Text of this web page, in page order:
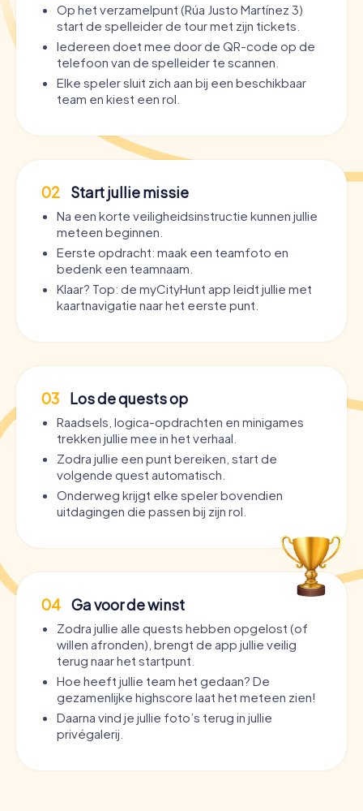
Op het verzamelpunt (Rúa Justo Martínez 3)
start de spelleider de tour met zijn tickets.
Iedereen doet mee door de QR-code op de
telefoon van de spelleider te scannen.
Elke speler sluit zich aan bij een beschikbaar
team en kiest een rol.
02 Start jullie missie
Na een korte veiligheidsinstructie kunnen jullie
meteen beginnen.
Eerste opdracht: maak een teamfoto en
bedenk een teamnaam.
Klaar? Top: de myCityHunt app leidt jullie met
kaartnavigatie naar het eerste punt.
03 Los de quests op
Raadsels, logica-opdrachten en minigames
trekken jullie mee in het verhaal.
Zodra jullie een punt bereiken, start de
volgende quest automatisch.
Onderweg krijgt elke speler bovendien
uitdagingen die passen bij zijn rol.
04 Ga voor de winst
Zodra jullie alle quests hebben opgelost (of
willen afronden), brengt de app jullie veilig
terug naar het startpunt.
Hoe heeft jullie team het gedaan? De
gezamenlijke highscore laat het meteen zien!
Daarna vind je jullie foto’s terug in jullie
privégalerij.